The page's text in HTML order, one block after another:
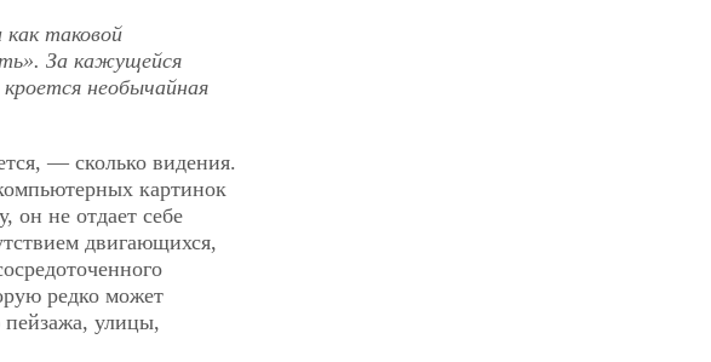
таковой
За кажущейся
необычайная
— сколько видения.
картинок
он не отдает себе
двигающихся,
редко может
пейзажа, улицы,